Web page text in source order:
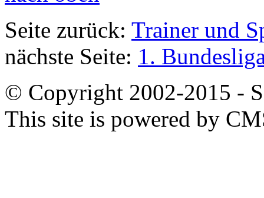
Seite zurück: Trainer und
nächste Seite: 1.
© Copyright 2002-2015 -
This site is powered by